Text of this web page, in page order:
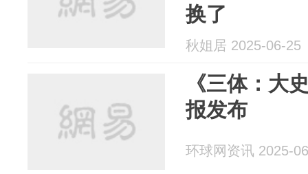
换了
秋姐居 2025-06-25
《三体：大
报发布
环球网资讯 2025-